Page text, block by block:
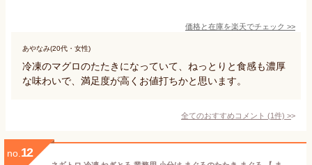
価格と在庫を楽天でチェック >>
あやなみ(20代・女性)
冷凍のマグロのたたきになっていて、ねっとりと食感も濃厚
な味わいで、満足度が高くお値打ちかと思います。
全てのおすすめコメント (1件) >
no. 12